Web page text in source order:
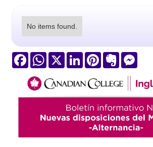
No items found.
FacebookWhatsApp
X LinkedInPinterestEvernote